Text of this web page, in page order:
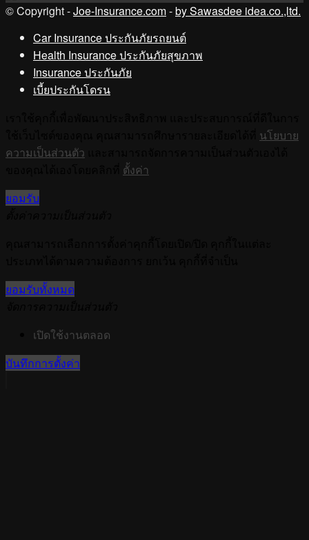
© Copyright -Joe-Insurance.com-by Sawasdee idea.co.,ltd.
Car Insurance ประกันภัยรถยนต์
Health Insurance ประกันภัยสุขภาพ
Insurance ประกันภัย
เบี้ยประกันโดรน
นโยบาย
ความเป็นส่วนตัว
ตั้งค่า
ยอมรับ
ยอมรับทั้งหมด
เปิดใช้งานตลอด
บันทึกการตั้งค่า